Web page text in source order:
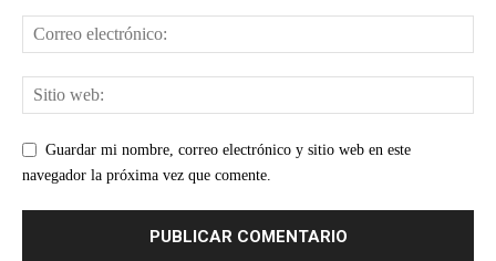
Guardar mi nombre, correo electrónico y sitio web en este
navegador la próxima vez que comente.